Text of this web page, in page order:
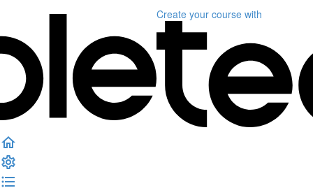
Create your course with